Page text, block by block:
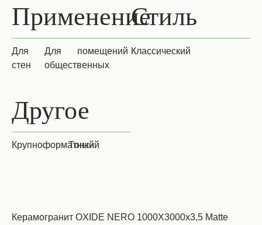
Применение
для
стен
для
общественных
помещений
Стиль
Классический
Другое
Крупноформатный
Тонкий
Керамогранит OXIDE NERO 1000X3000x3,5 Matte